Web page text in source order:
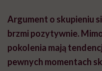
Argument o skupieniu
brzmi pozytywnie.
pokolenia mają
pewnych momentach